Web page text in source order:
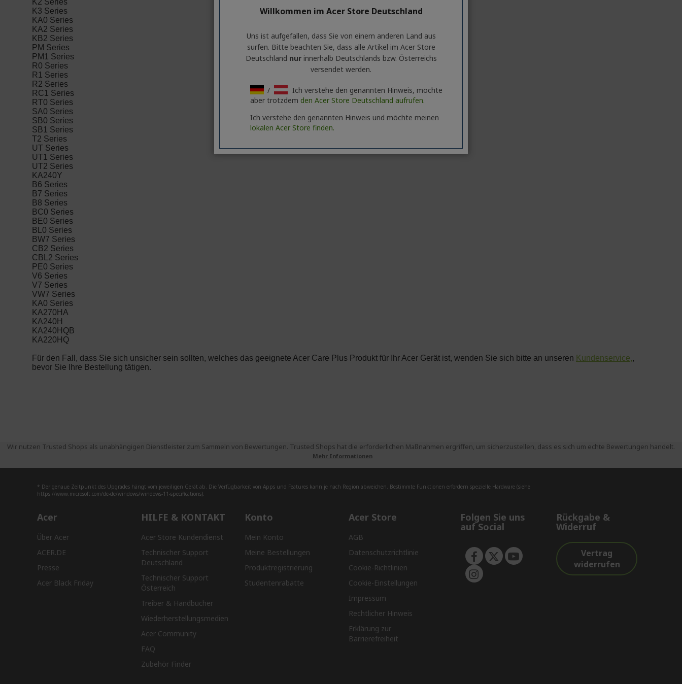
Wir nutzen Trusted Shops als unabhängigen Dienstleister zum Sammeln von Bewertungen. Trusted Shops hat die erforderlichen Maßnahmen ergriffen, um sicherzustellen, dass es sich um echte Bewertungen handelt.
Mehr Informationen
* Der genaue Zeitpunkt des Upgrades hängt vom jeweiligen Gerät ab. Die Verfügbarkeit von Apps und Features kann je nach Region abweichen. Bestimmte Funktionen erfordern spezielle Hardware (siehe
https://www.microsoft.com/de-de/windows/windows-11-specifications).
Acer
Über Acer
ACER.DE
Presse
Acer Black Friday
HILFE & KONTAKT
Acer Store Kundendienst
Technischer Support
Deutschland
Technischer Support
Österreich
Treiber & Handbücher
Wiederherstellungsmedien
Acer Community
FAQ
Zubehör Finder
Konto
Mein Konto
Meine Bestellungen
Produktregistrierung
Studentenrabatte
Acer Store
AGB
Datenschutzrichtlinie
Cookie-Richtlinien
Cookie-Einstellungen
Impressum
Rechtlicher Hinweis
Erklärung zur
Barrierefreiheit
Folgen Sie uns
auf Social
Rückgabe &
Widerruf
Vertrag
widerrufen
Willkommen im Acer Store Deutschland
Uns ist aufgefallen, dass Sie von einem anderen Land aus
surfen. Bitte beachten Sie, dass alle Artikel im Acer Store
Deutschland nurinnerhalb Deutschlands bzw. Österreichs
versendet werden.
/
Ich verstehe den genannten Hinweis, möchte
aber trotzdem den Acer Store Deutschland aufrufen.
Ich verstehe den genannten Hinweis und möchte meinen
lokalen Acer Store finden.